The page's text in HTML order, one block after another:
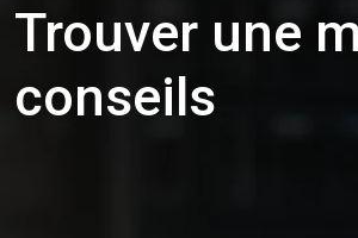
Trouver une
conseils